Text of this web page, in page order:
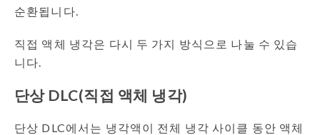
순환됩니다.
직접 액체 냉각은 다시 두 가지 방식으로 나눌 수 있습
니다.
단상 DLC(직접 액체 냉각)
단상 DLC에서는 냉각액이 전체 냉각 사이클 동안 액체